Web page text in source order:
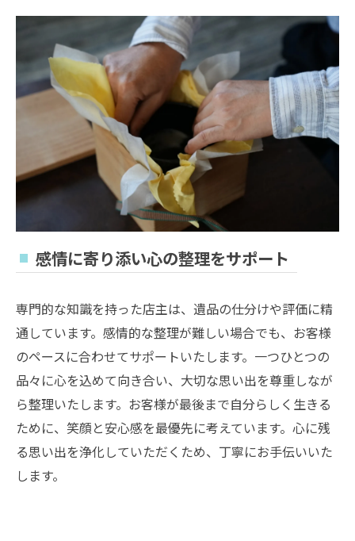
感情に寄り添い心の整理をサポート
専門的な知識を持った店主は、遺品の仕分けや評価に精
通しています。感情的な整理が難しい場合でも、お客様
のペースに合わせてサポートいたします。一つひとつの
品々に心を込めて向き合い、大切な思い出を尊重しなが
ら整理いたします。お客様が最後まで自分らしく生きる
ために、笑顔と安心感を最優先に考えています。心に残
る思い出を浄化していただくため、丁寧にお手伝いいた
します。